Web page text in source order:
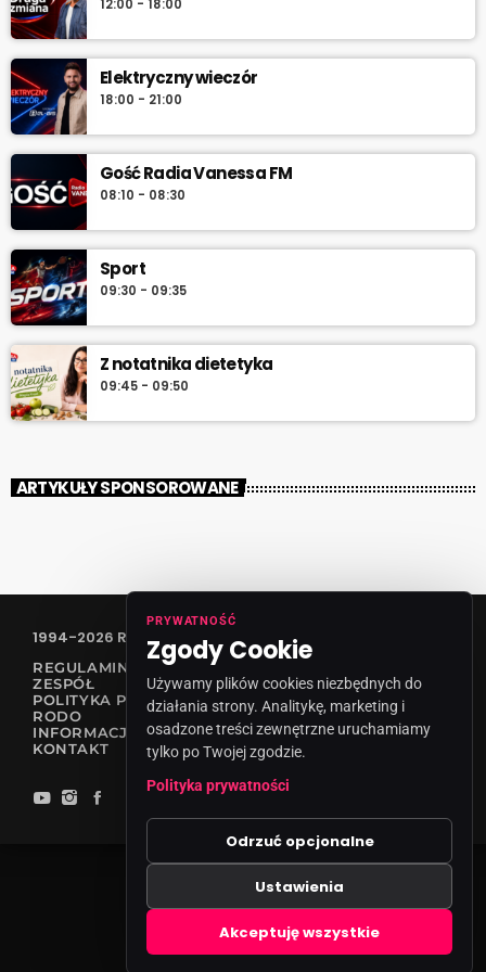
serwuje lokalne informacje, pogodę, przegląd wydarzeń i
najlepszą muzykę, która towarzyszy od pierwszych chwil dnia aż
12:00 - 18:00
Elektryczny wieczór
18:00 - 21:00
Gość Radia Vanessa FM
08:10 - 08:30
Sport
09:30 - 09:35
Z notatnika dietetyka
09:45 - 09:50
ARTYKUŁY SPONSOROWANE
1994-2026 RADIO VANESSA SPÓŁKA Z O.O
REGULAMIN KONKURSÓW
ZESPÓŁ
POLITYKA PRYWATNOŚCI
RODO
INFORMACJA O NADAWCY
KONTAKT
PRYWATNOŚĆ
Zgody Cookie
Używamy plików cookies niezbędnych do
działania strony. Analitykę, marketing i
osadzone treści zewnętrzne uruchamiamy
tylko po Twojej zgodzie.
Polityka prywatności
Odrzuć opcjonalne
Ustawienia
Akceptuję wszystkie
Zgody cookies